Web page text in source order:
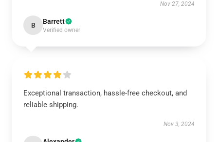
Nov 27, 2024
B Barrett
Verified owner
Exceptional transaction, hassle-free checkout, and
reliable shipping.
Nov 3, 2024